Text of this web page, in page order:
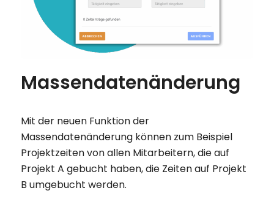
Massendatenänderung
Mit der neuen Funktion der
Massendatenänderung können zum Beispiel
Projektzeiten von allen Mitarbeitern, die auf
Projekt A gebucht haben, die Zeiten auf Projekt
B umgebucht werden.